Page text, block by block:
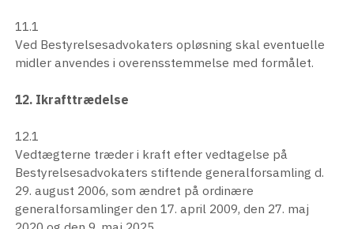
11.1
Ved Bestyrelsesadvokaters opløsning skal eventuelle
midler anvendes i overensstemmelse med formålet.
12. Ikrafttrædelse
12.1
Vedtægterne træder i kraft efter vedtagelse på
Bestyrelsesadvokaters stiftende generalforsamling d.
29. august 2006, som ændret på ordinære
generalforsamlinger den 17. april 2009, den 27. maj